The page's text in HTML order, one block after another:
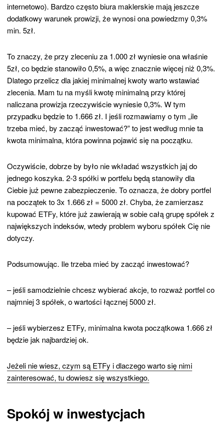
internetowo). Bardzo często biura maklerskie mają jeszcze
dodatkowy warunek prowizji, że wynosi ona powiedzmy 0,3%
min. 5zł.
To znaczy, że przy zleceniu za 1.000 zł wyniesie ona właśnie
5zł, co będzie stanowiło 0,5%, a więc znacznie więcej niż 0,3%.
Dlatego przelicz dla jakiej minimalnej kwoty warto wstawiać
zlecenia. Mam tu na myśli kwotę minimalną przy której
naliczana prowizja rzeczywiście wyniesie 0,3%. W tym
przypadku będzie to 1.666 zł. I jeśli rozmawiamy o tym „ile
trzeba mieć, by zacząć inwestować?” to jest według mnie ta
kwota minimalna, która powinna pojawić się na początku.
Oczywiście, dobrze by było nie wkładać wszystkich jaj do
jednego koszyka. 2-3 spółki w portfelu będą stanowiły dla
Ciebie już pewne zabezpieczenie. To oznacza, że dobry portfel
na początek to 3x 1.666 zł = 5000 zł. Chyba, że zamierzasz
kupować ETFy, które już zawierają w sobie całą grupę spółek z
największych indeksów, wtedy problem wyboru spółek Cię nie
dotyczy.
Podsumowując. Ile trzeba mieć by zacząć inwestować?
– jeśli samodzielnie chcesz wybierać akcje, to rozważ portfel co
najmniej 3 spółek, o wartości łącznej 5000 zł.
– jeśli wybierzesz ETFy, minimalna kwota początkowa 1.666 zł
będzie jak najbardziej ok.
Jeżeli nie wiesz, czym są ETFy i dlaczego warto się nimi
zainteresować, tu dowiesz się wszystkiego.
Spokój w inwestycjach